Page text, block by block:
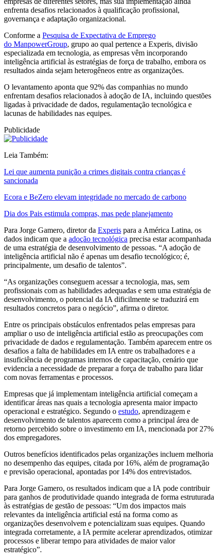
enfrenta desafios relacionados à qualificação profissional,
governança e adaptação organizacional.
Conforme a Pesquisa de Expectativa de Emprego
do ManpowerGroup, grupo ao qual pertence a Experis, divisão
especializada em tecnologia, as empresas vêm incorporando
inteligência artificial às estratégias de força de trabalho, embora os
resultados ainda sejam heterogêneos entre as organizações.
O levantamento aponta que 92% das companhias no mundo
enfrentam desafios relacionados à adoção de IA, incluindo questões
ligadas à privacidade de dados, regulamentação tecnológica e
lacunas de habilidades nas equipes.
Publicidade
Leia Também:
Lei que aumenta punição a crimes digitais contra crianças é
sancionada
Ecora e BeZero elevam integridade no mercado de carbono
Dia dos Pais estimula compras, mas pede planejamento
Para Jorge Gamero, diretor da Experis para a América Latina, os
dados indicam que a adoção tecnológica precisa estar acompanhada
de uma estratégia de desenvolvimento de pessoas. “A adoção de
inteligência artificial não é apenas um desafio tecnológico; é,
principalmente, um desafio de talentos”.
“As organizações conseguem acessar a tecnologia, mas, sem
profissionais com as habilidades adequadas e sem uma estratégia de
desenvolvimento, o potencial da IA dificilmente se traduzirá em
resultados concretos para o negócio”, afirma o diretor.
Entre os principais obstáculos enfrentados pelas empresas para
ampliar o uso de inteligência artificial estão as preocupações com
privacidade de dados e regulamentação. Também aparecem entre os
desafios a falta de habilidades em IA entre os trabalhadores e a
insuficiência de programas internos de capacitação, cenário que
evidencia a necessidade de preparar a força de trabalho para lidar
com novas ferramentas e processos.
Empresas que já implementam inteligência artificial começam a
identificar áreas nas quais a tecnologia apresenta maior impacto
operacional e estratégico. Segundo o estudo, aprendizagem e
desenvolvimento de talentos aparecem como a principal área de
retorno percebido sobre o investimento em IA, mencionada por 27%
dos empregadores.
Outros benefícios identificados pelas organizações incluem melhoria
no desempenho das equipes, citada por 16%, além de programação
e previsão operacional, apontadas por 14% dos entrevistados.
Para Jorge Gamero, os resultados indicam que a IA pode contribuir
para ganhos de produtividade quando integrada de forma estruturada
às estratégias de gestão de pessoas: “Um dos impactos mais
relevantes da inteligência artificial está na forma como as
organizações desenvolvem e potencializam suas equipes. Quando
integrada corretamente, a IA permite acelerar aprendizados, otimizar
processos e liberar tempo para atividades de maior valor
estratégico”.